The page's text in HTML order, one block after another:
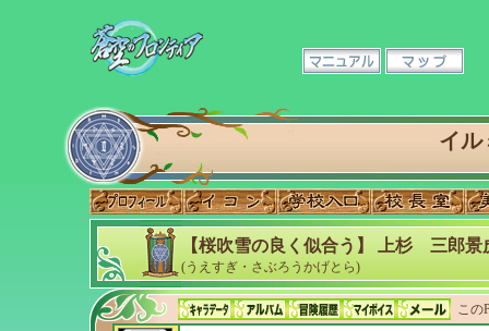
イル
【桜吹雪の良く似合う】 上杉 三郎景
(うえすぎ・さぶろうかげとら)
この